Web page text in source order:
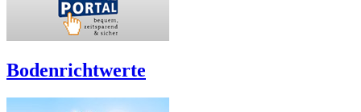
Bodenrichtwerte